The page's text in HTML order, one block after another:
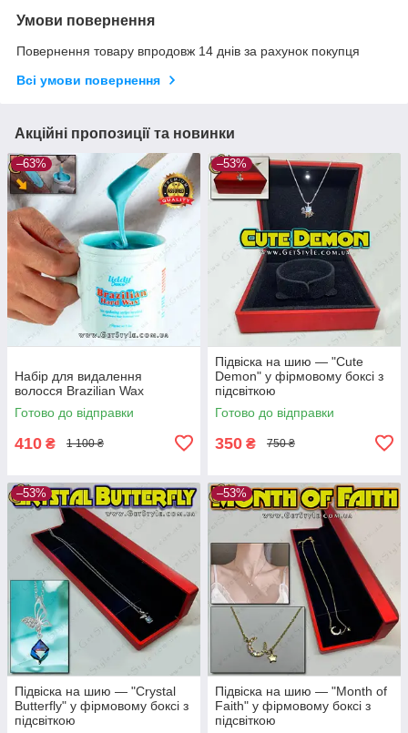
Умови повернення
Повернення товару впродовж 14 днів за рахунок покупця
Всі умови повернення
Акційні пропозиції та новинки
–63%
Набір для видалення
волосся Brazilian Wax
Готово до відправки
410 ₴ 1 100 ₴
–53%
Підвіска на шию — "Cute
Demon" у фірмовому боксі з
підсвіткою
Готово до відправки
350 ₴ 750 ₴
–53%
Підвіска на шию — "Crystal
Butterfly" у фірмовому боксі з
підсвіткою
–53%
Підвіска на шию — "Month of
Faith" у фірмовому боксі з
підсвіткою